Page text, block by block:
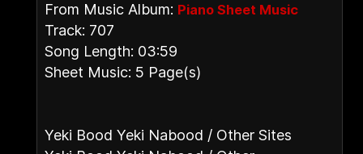
From Music Album: Piano Sheet Music
Track: 707
Song Length: 03:59
Sheet Music: 5 Page(s)
Yeki Bood Yeki Nabood / Other Sites